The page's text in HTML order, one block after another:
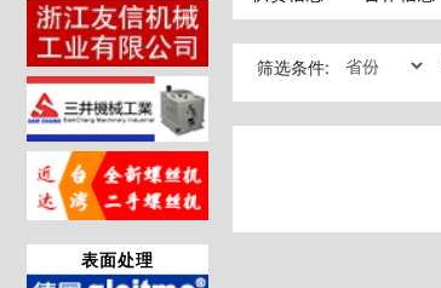
表面处理
筛选条件: